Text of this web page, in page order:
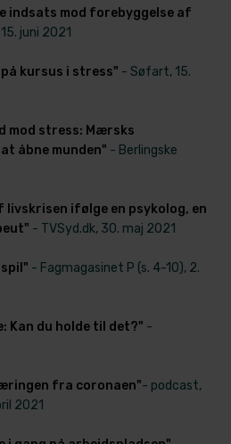
indsats mod forebyggelse af
juni 2021
kursus i stress" - Søfart, 15.
mod stress: Mærsks
åbne munden" - Berlingske
livskrisen ifølge en psykolog, en
- TVSyd.dk, 30. maj 2021
- Fagmagasinet P (s. 4-10), 2.
Kan du holde til det?" -
fra coronaen"- podcast,
2021